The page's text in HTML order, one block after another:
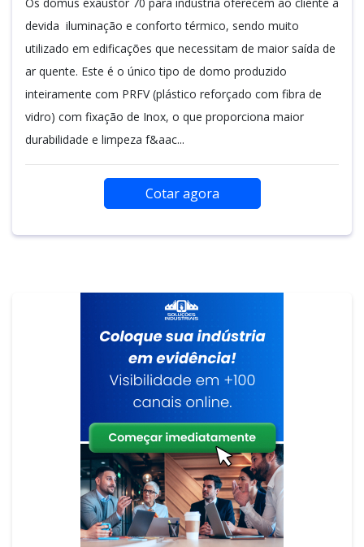
devida iluminação e conforto térmico, sendo muito
utilizado em edificações que necessitam de maior saída de
ar quente. Este é o único tipo de domo produzido
inteiramente com PRFV (plástico reforçado com fibra de
vidro) com fixação de Inox, o que proporciona maior
durabilidade e limpeza f&aac...
Cotar agora